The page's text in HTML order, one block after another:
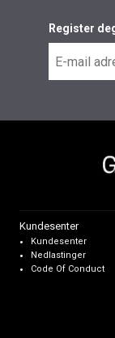
Register
Kundesenter
Kundesenter
Nedlastinger
Code Of Conduct